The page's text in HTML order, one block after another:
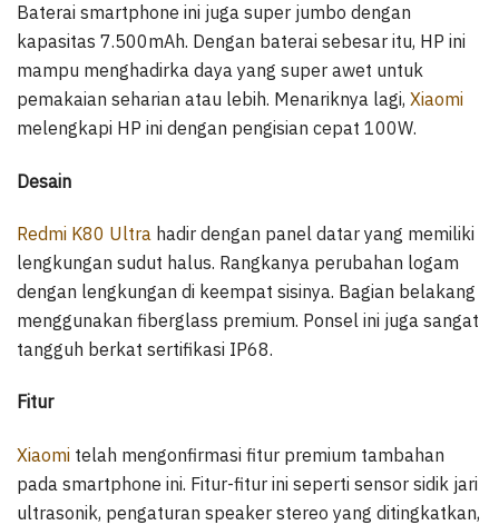
Baterai smartphone ini juga super jumbo dengan
kapasitas 7.500mAh. Dengan baterai sebesar itu, HP ini
mampu menghadirka daya yang super awet untuk
pemakaian seharian atau lebih. Menariknya lagi, Xiaomi
melengkapi HP ini dengan pengisian cepat 100W.
Desain
Redmi K80 Ultra hadir dengan panel datar yang memiliki
lengkungan sudut halus. Rangkanya perubahan logam
dengan lengkungan di keempat sisinya. Bagian belakang
menggunakan fiberglass premium. Ponsel ini juga sangat
tangguh berkat sertifikasi IP68.
Fitur
Xiaomi telah mengonfirmasi fitur premium tambahan
pada smartphone ini. Fitur-fitur ini seperti sensor sidik jari
ultrasonik, pengaturan speaker stereo yang ditingkatkan,